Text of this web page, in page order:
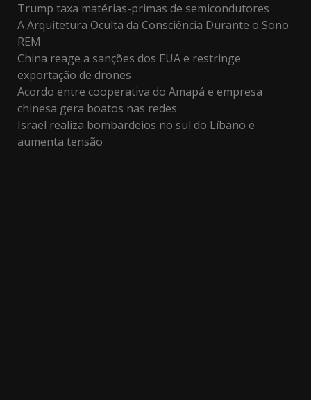
Trump taxa matérias-primas de semicondutores
A Arquitetura Oculta da Consciência Durante o Sono
REM
China reage a sanções dos EUA e restringe
exportação de drones
Acordo entre cooperativa do Amapá e empresa
chinesa gera boatos nas redes
Israel realiza bombardeios no sul do Líbano e
aumenta tensão